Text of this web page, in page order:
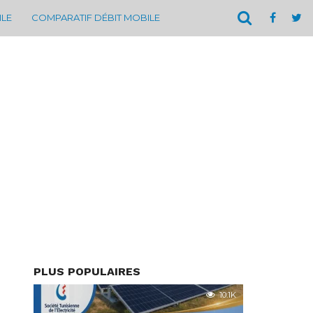
COMPARATIF DÉBIT MOBILE
PLUS POPULAIRES
10.1K